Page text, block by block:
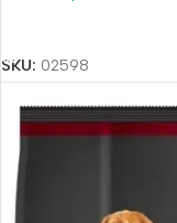
SKU: 02598